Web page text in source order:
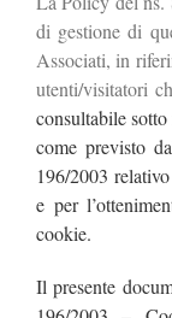
di gestione di
Associati, in
utenti/visitatori
consultabile
come previsto
196/2003
e per
cookie.
Il presente